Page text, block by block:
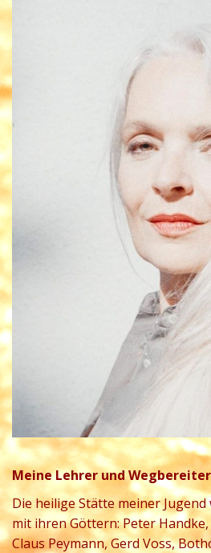
Meine Lehrer und Wegbereiter
Die heilige Stätte meiner Jugend
mit ihren Göttern: Peter
Claus Peymann, Gerd Voss,